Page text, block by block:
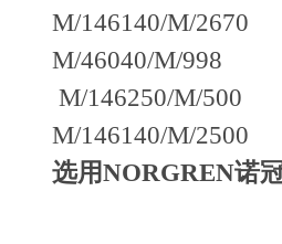
M/146140/M/2670
M/46040/M/998
M/146250/M/500
M/146140/M/2500
选用NORGREN诺